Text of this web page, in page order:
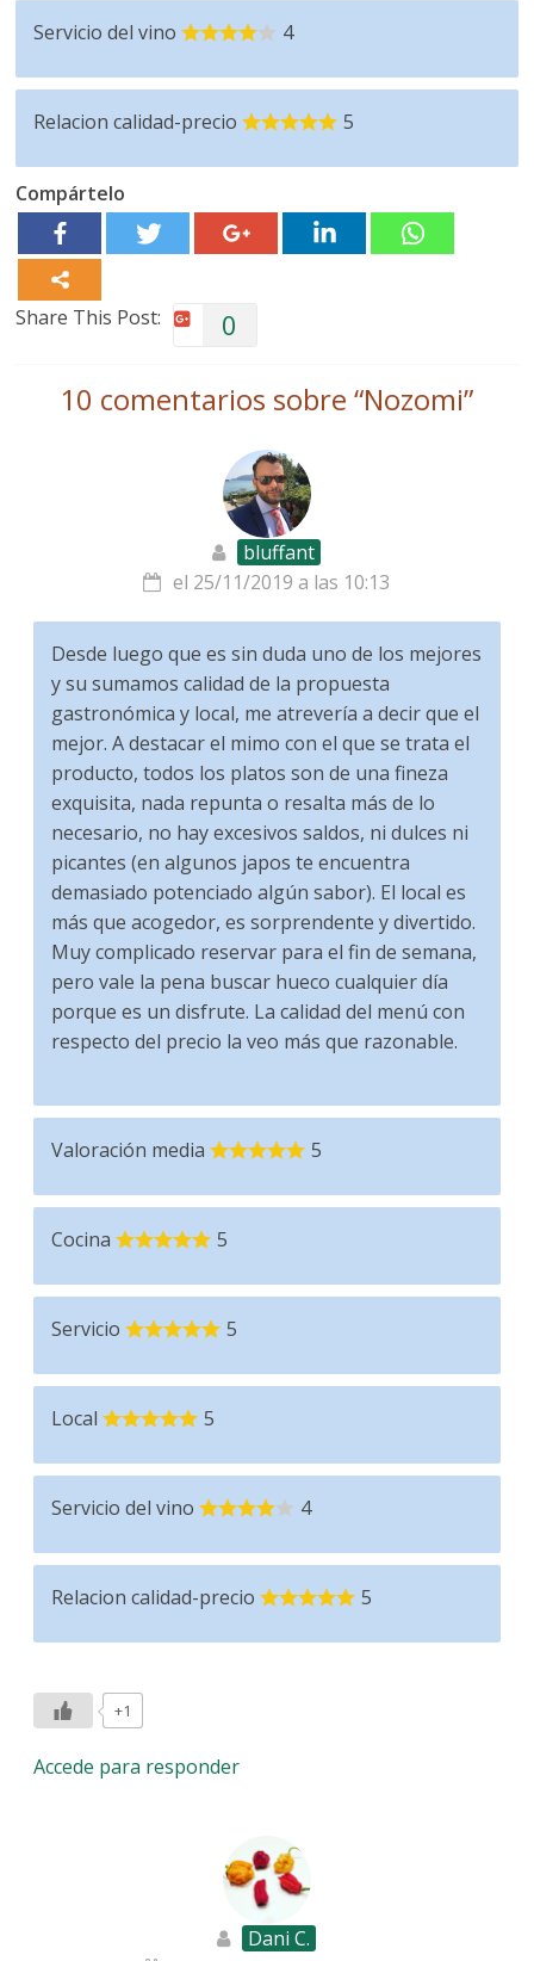
Servicio del vino 4
Relacion calidad-precio 5
Compártelo
Share This Post: 0
10 comentarios sobre “Nozomi”
bluffant
el 25/11/2019 a las 10:13
Desde luego que es sin duda uno de los mejores
y su sumamos calidad de la propuesta
gastronómica y local, me atrevería a decir que el
mejor. A destacar el mimo con el que se trata el
producto, todos los platos son de una fineza
exquisita, nada repunta o resalta más de lo
necesario, no hay excesivos saldos, ni dulces ni
picantes (en algunos japos te encuentra
demasiado potenciado algún sabor). El local es
más que acogedor, es sorprendente y divertido.
Muy complicado reservar para el fin de semana,
pero vale la pena buscar hueco cualquier día
porque es un disfrute. La calidad del menú con
respecto del precio la veo más que razonable.
Valoración media 5
Cocina 5
Servicio 5
Local 5
Servicio del vino 4
Relacion calidad-precio 5
+1
Accede para responder
Dani C.